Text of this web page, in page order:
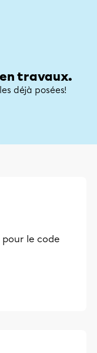
travaux.
déjà posées!
le code